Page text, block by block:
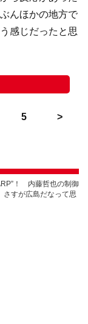
んほかの地方で
感じだったと思
5
！ 内藤哲也の制御
すが広島だなって思